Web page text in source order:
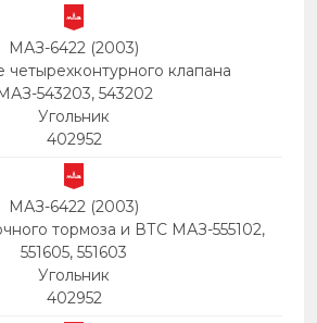
МАЗ-6422 (2003)
четырехконтурного клапана
543203, 543202
Угольник
402952
МАЗ-6422 (2003)
тормоза и ВТС МАЗ-555102,
551605, 551603
Угольник
402952